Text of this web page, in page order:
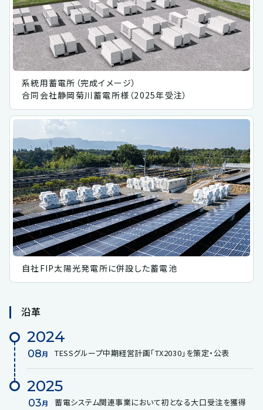
系統用蓄電所（完成イメージ）
合同会社静岡菊川蓄電所様（2025年受注）
自社FIP太陽光発電所に併設した蓄電池
沿革
2024
08月 TESSグループ中期経営計画「TX2030」を策定・公表
2025
03月 蓄電システム関連事業において初となる大口受注を獲得